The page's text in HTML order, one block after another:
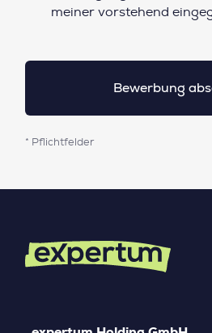
meiner vorstehend
* Pflichtfelder